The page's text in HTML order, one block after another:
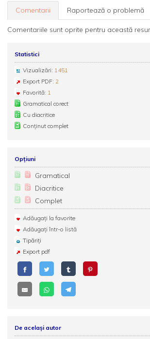
Comentarii Raportează o problemă
Comentariile sunt oprite pentru această
Statistici
Vizualizări: 1451
Export PDF: 2
Favorită: 1
Gramatical corect
Cu diacritice
Conținut complet
Opțiuni
Gramatical
Diacritice
Complet
Adăugați la favorite
Adăugați într-o listă
Tipăriți
Export pdf
De același autor